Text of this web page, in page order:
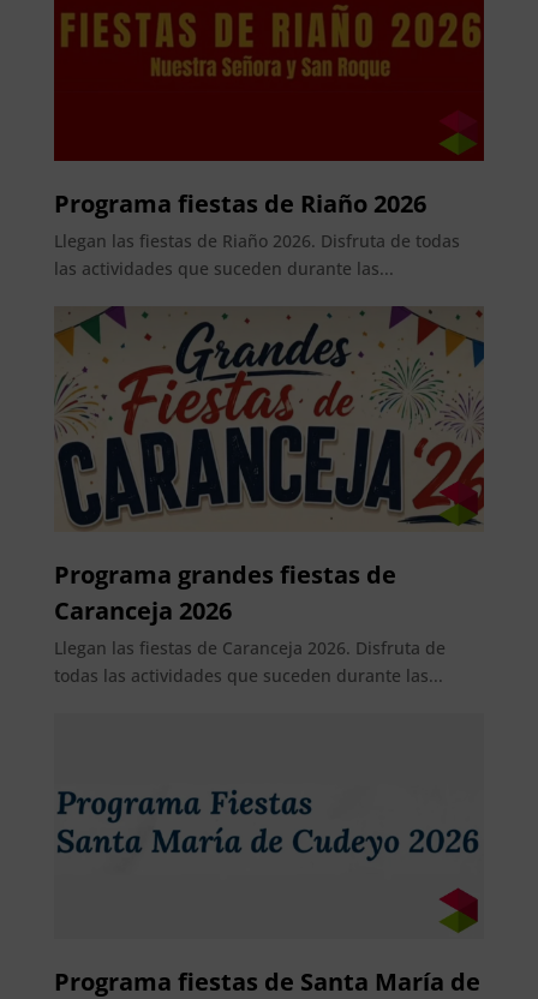
Programa fiestas de Riaño 2026
Llegan las fiestas de Riaño 2026. Disfruta de todas
las actividades que suceden durante las...
Programa grandes fiestas de
Caranceja 2026
Llegan las fiestas de Caranceja 2026. Disfruta de
todas las actividades que suceden durante las...
Programa fiestas de Santa María de